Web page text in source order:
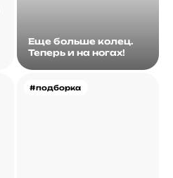
Еще больше колец.
Теперь и на ногах!
#подборка